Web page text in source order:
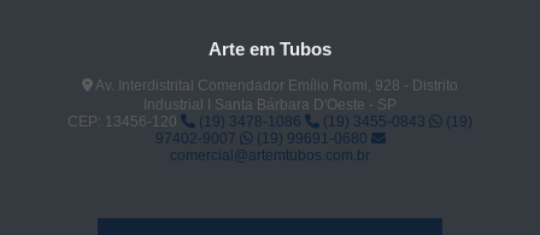
Arte em Tubos
Av. Interdistrital Comendador Emílio Romi, 928 - Distrito
Industrial I Santa Bárbara D'Oeste - SP
CEP: 13456-120
(19) 3478-1086 (19) 3455-0843
(19)
97402-9007
(19) 99691-0680
comercial@artemtubos.com.br